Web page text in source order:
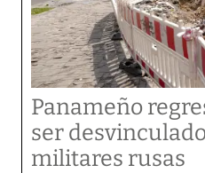
Panameño
ser
militares rusas